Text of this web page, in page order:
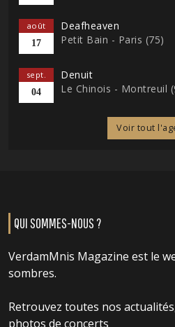
août
17
Deafheaven
Petit Bain - Paris (75)
sept.
04
Denuit
Le Chinois - Montreuil
Voir tout
QUI SOMMES-NOUS ?
VerdamMnis Magazine est le
sombres.
Retrouvez toutes nos
photos de concerts